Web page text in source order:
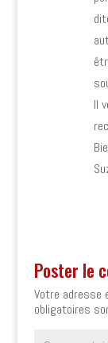
Il
Poster le
Votre adresse
obligatoires